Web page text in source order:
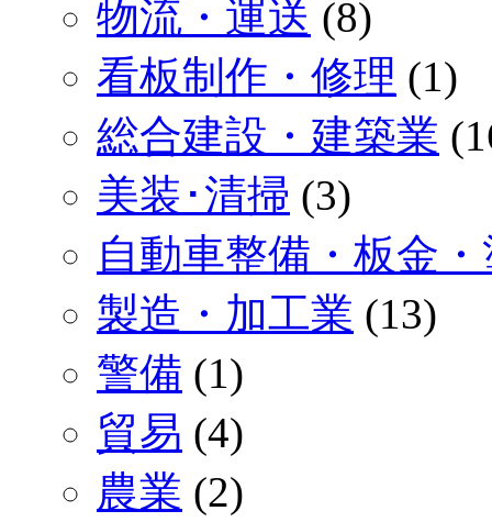
物流・運送 (8)
看板制作・修理 (1)
総合建設・建築業
美装･清掃 (3)
自動車整備・板金
製造・加工業 (13)
警備 (1)
貿易 (4)
農業 (2)